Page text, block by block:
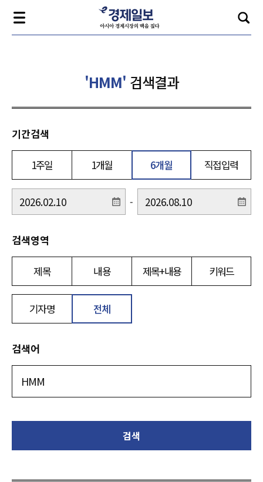
'HMM' 검색결과
기간검색
1주일 1개월 6개월 직접입력
-
검색영역
제목 내용 제목+내용 키워드
기자명 전체
검색어
검색